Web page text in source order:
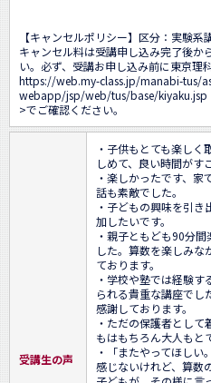
【キャンセルポリシー】区分：実験系
キャンセル料は受講申し込み完了後か
い。必ず、受講お申し込み前に東京理
https://web.my-class.jp/manabi-tus/
webapp/jsp/web/tus/base/kiyaku.jsp
>でご確認ください。
受講生の声
・子供もとても楽し
しめて、良い時間がす
・楽しかったです、家
話も素敵でした。
・子どもの興味を引
加したいです。
・親子ともども90分
した。算数を楽しみな
ております。
・学校や塾では経験
られる貴重な講座でし
感謝しております。
・ただの保護者とし
もはもちろん大人もと
・「またやってほし
感じないけれど、算数